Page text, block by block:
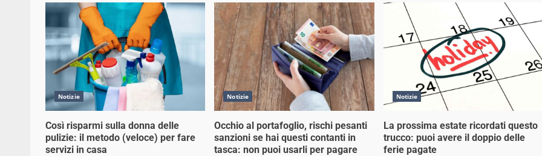
Notizie
Così risparmi sulla donna delle
pulizie: il metodo (veloce) per fare
servizi in casa
Notizie
Occhio al portafoglio, rischi pesanti
sanzioni se hai questi contanti in
tasca: non puoi usarli per pagare
Notizie
La prossima estate ricordati questo
trucco: puoi avere il doppio delle
ferie pagate